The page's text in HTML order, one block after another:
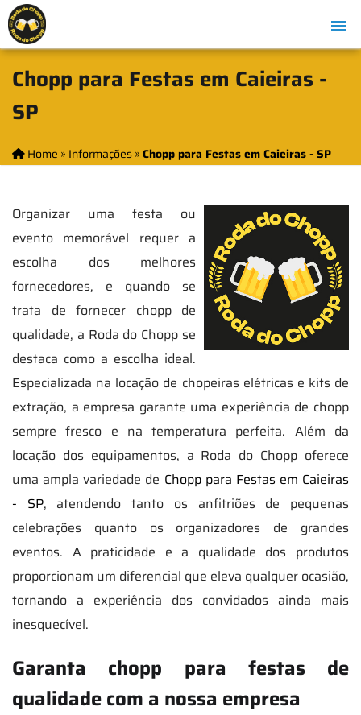
Chopp para Festas em Caieiras -
SP
Home » Informações»Chopp para Festas em Caieiras - SP
Organizar uma festa ou
evento memorável requer a
escolha dos melhores
fornecedores, e quando se
trata de fornecer chopp de
qualidade, a Roda do Chopp se
destaca como a escolha ideal.
Especializada na locação de chopeiras elétricas e kits de
extração, a empresa garante uma experiência de chopp
sempre fresco e na temperatura perfeita. Além da
locação dos equipamentos, a Roda do Chopp oferece
uma ampla variedade de Chopp para Festas em Caieiras
- SP, atendendo tanto os anfitriões de pequenas
celebrações quanto os organizadores de grandes
eventos. A praticidade e a qualidade dos produtos
proporcionam um diferencial que eleva qualquer ocasião,
tornando a experiência dos convidados ainda mais
inesquecível.
Garanta chopp para festas de
qualidade com a nossa empresa